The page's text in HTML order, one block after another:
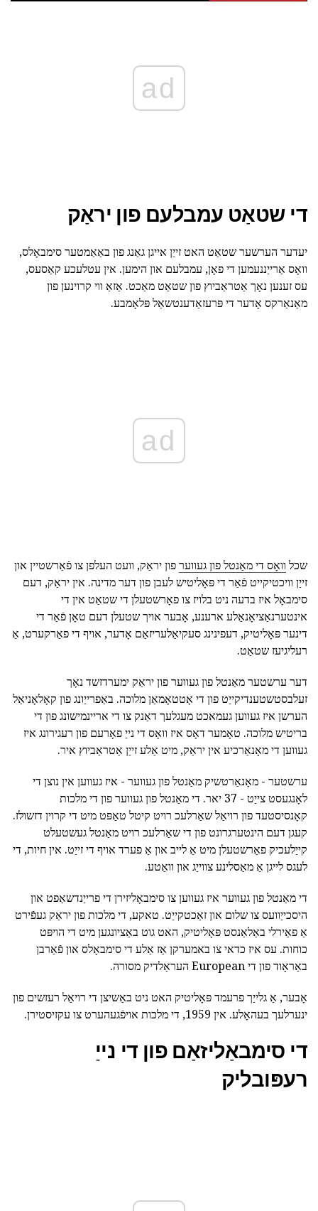
ad
די שטאַט עמבלעם פון יראַק
יעדער הערשער שטאַט האט זייַן אייגן גאַנג פון באַאַמטער סימבאָלס,
וואָס אַרייַננעמען די פאָן, עמבלעם און הימען. אין עטלעכע קאַסעס,
עס זענען נאָך אַטראַביוץ פון שטאַט מאַכט. אַזאַ ווי קרוינען פון
מאַנאַרקס אָדער די פּרעזאַדענטשאַל פּלאָמבע.
ad
שכל וואָס די מאַנטל פון געווערפון יראַק, וועט העלפן צו פֿאַרשטיין און
זייַן וויכטיקייט פֿאַר די פּאָליטיש לעבן פון דער מדינה. אין יראַק, דעם
סימבאָל איז בדעה ניט בלויז צו פאָרשטעלן די שטאַט אין די
אינטערנאַציאָנאַלע ארענע, אָבער אויך שטעלן דעם טאָן פֿאַר די
דינער פּאָליטיק, דעפינינג סעקיאַלעריזאַם אָדער, אויף די פאַרקערט, אַ
רעליגיעז שטאַט.
דער ערשטער מאַנטל פון געווער פון יראַק ימערדזשד נאָך
זעלבסטשטענדיקייַט פון די אָטטאָמאַן מלוכה. באַפרייַונג פון קאָלאָניאַל
הערשן איז געווען געמאכט מעגלעך דאַנק צו די אריינמישונג פון די
בריטיש מלוכה. טאָמער דאָס איז וואָס די נייַ פאָרעם פון רעגירונג איז
געווען די מאָנאַרכיע אין יראַק, מיט אַלע זייַן אַטראַביוץ איר.
ערשטער - מאָנאַרטשיק מאַנטל פון געווער - איז געווען אין נוצן די
לאָנגעסט צייַט - 37 יאר. די מאַנטל פון געווער פון די מלכות
קאָנסיסטעד פון רויאַל שאַרלעכ רויט קיטל טאַפּט מיט די קרוין דזשולז.
קעגן דעם הינטערגרונט פון די שאַרלעכ רויט מאַנטל געשטעלט
קייַלעכיק פאַרשטעלן מיט אַ לייב און אַ פערד אויף די זייַט. אין חיות, די
לעגס לייגן אַ מאַסלינע צווייַג און וואַטע.
די מאַנטל פון געווער איז געווען צו סימבאָליזירן די פרייַנדשאַפט און
היסכייַוועס צו שלום און זאַכטקייַט. טאקע, די מלכות פון יראַק געפֿירט
אַ פאַירלי באַלאַנסט פּאָליטיק, האט גוט באַציונגען מיט די הויפּט
כוחות. עס איז כדאי צו באמערקן אַז אַלע די סימבאָלס און פֿאַרבן
באַראָוד פון די European העראַלדיק מסורה.
אָבער, אַ גלייַך פרעמד פּאָליטיק האט ניט באַשיצן די רויאַל רעזשים פון
ינערלעך בעהאָלע. אין 1959, די מלכות אויפֿגעהערט צו עקזיסטירן.
די סימבאַליזאַם פון די נייַ
רעפּובליק